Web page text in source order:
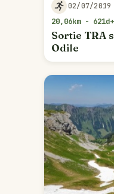
02/07/2019
20,06km - 621d+
Sortie TRA
Odile